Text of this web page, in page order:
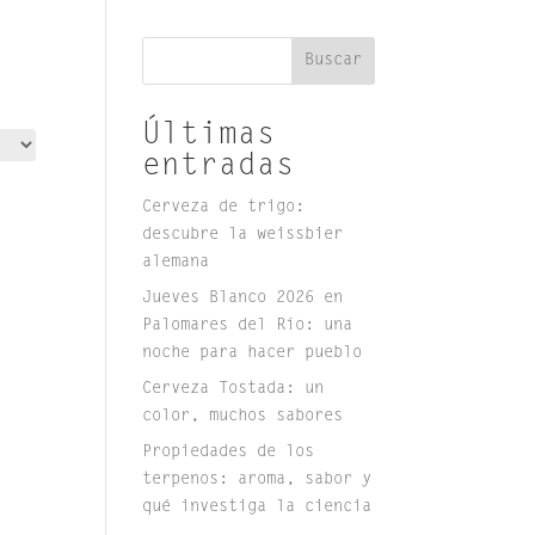
Buscar
Últimas
entradas
Cerveza de trigo:
descubre la weissbier
alemana
Jueves Blanco 2026 en
Palomares del Río: una
noche para hacer pueblo
Cerveza Tostada: un
color, muchos sabores
Propiedades de los
terpenos: aroma, sabor y
qué investiga la ciencia